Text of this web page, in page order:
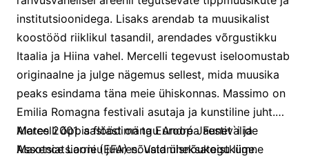
institutsioonidega. Lisaks arendab ta muusikalist
koostööd riiklikul tasandil, arendades võrgustikku
Itaalia ja Hiina vahel. Mercelli tegevust iseloomustab
originaalne ja julge nägemus sellest, mida muusika
peaks esindama täna meie ühiskonnas. Massimo on
Emilia Romagna festivali asutaja ja kunstiline juht.
Alates 2001. aastast on ta Euroopa Festivalide
Assotsiatsiooni (EFA) nõustamisnõukogu liige.
Mercelli õppis flöödimängu André Jaunet`i ja
Maxence Larrieu juures. Vaid üheksateistkümne